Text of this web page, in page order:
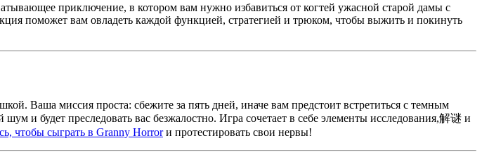
приключение, в котором вам нужно избавиться от когтей ужасной старой дамы с
поможет вам овладеть каждой функцией, стратегией и трюком, чтобы выжить и покинуть
Ваша миссия проста: сбежите за пять дней, иначе вам предстоит встретиться с темным
и будет преследовать вас безжалостно. Игра сочетает в себе элементы исследования,解谜 и
чтобы сыграть в Granny Horrorи протестировать свои нервы!